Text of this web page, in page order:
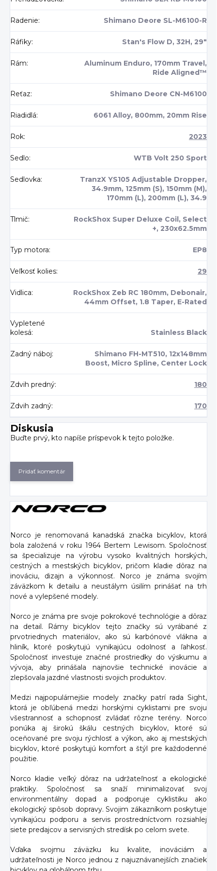
Radenie: Shimano Deore SL-M6100-R
Ráfiky: Stan's Flow D, 32H, 29"
Rám:
Aluminum Enduro, 170mm Travel,
Ride Aligned™
Reťaz: Shimano Deore CN-M6100
Riadidlá: 6061 Alloy, 800mm, 20mm Rise
Rok: 2023
Sedlo: WTB Volt 250 Sport
Sedlovka:
TranzX YS105 Adjustable Dropper,
34.9mm, 125mm (S), 150mm (M),
170mm (L), 200mm (L), 34.9
Tlmič:
RockShox Super Deluxe Coil, Select
+, 230x62.5mm
Typ motora: EP8
Veľkosť kolies: 29
Vidlica:
RockShox Zeb RC 180mm, Debonair,
44mm Offset, 1.8 Taper, E-Rated
Vypletené
kolesá: Stainless Black
Zadný náboj:
Shimano FH-MT510, 12x148mm
Boost, Micro Spline, Center Lock
Zdvih predný: 180
Zdvih zadný: 170
Diskusia
Buďte prvý, kto napíše príspevok k tejto položke.
Pridať komentár
Norco je renomovaná kanadská značka bicyklov, ktorá
bola založená v roku 1964 Bertem Lewisom. Spoločnosť
sa špecializuje na výrobu vysoko kvalitných horských,
cestných a mestských bicyklov, pričom kladie dôraz na
inováciu, dizajn a výkonnosť. Norco je známa svojím
záväzkom k detailu a neustálym úsilím prinášať na trh
nové a vylepšené modely.
Norco je známa pre svoje pokrokové technológie a dôraz
na detail. Rámy bicyklov tejto značky sú vyrábané z
prvotriednych materiálov, ako sú karbónové vlákna a
hliník, ktoré poskytujú vynikajúcu odolnosť a ľahkosť.
Spoločnosť investuje značné prostriedky do výskumu a
vývoja, aby prinášala najnovšie technické inovácie a
zlepšovala jazdné vlastnosti svojich produktov.
Medzi najpopulárnejšie modely značky patrí rada Sight,
ktorá je obľúbená medzi horskými cyklistami pre svoju
všestrannosť a schopnosť zvládať rôzne terény. Norco
ponúka aj širokú škálu cestných bicyklov, ktoré sú
oceňované pre svoju rýchlosť a výkon, ako aj mestských
bicyklov, ktoré poskytujú komfort a štýl pre každodenné
použitie.
Norco kladie veľký dôraz na udržateľnosť a ekologické
praktiky. Spoločnosť sa snaží minimalizovať svoj
environmentálny dopad a podporuje cyklistiku ako
ekologický spôsob dopravy. Svojim zákazníkom poskytuje
vynikajúcu podporu a servis prostredníctvom rozsiahlej
siete predajcov a servisných stredísk po celom svete.
Vďaka svojmu záväzku ku kvalite, inováciám a
udržateľnosti je Norco jednou z najuznávanejších značiek